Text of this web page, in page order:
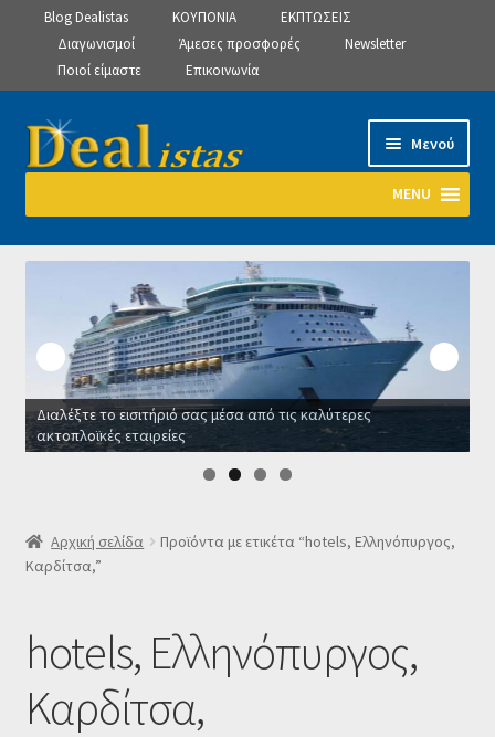
Blog Dealistas ΚΟΥΠΟΝΙΑ
ΕΚΠΤΩΣΕΙΣ
Διαγωνισμοί
Άμεσες προσφορές
Newsletter
Ποιοί είμαστε
Επικοινωνία
Απευθείας
μετάβαση
πλοήγηση
Μετάβαση
σε
Μενού
MENU
Αρχική
Manage Subscriptions
Manage Subscriptions
Manage Subscriptions
SLIDER
Δελτίο νέων
Επιβεβαίωση εγγραφής στο Newsletter του Dealistas.gr
Διαλέξτε το εισιτήριό σας μέσα από τις καλύτερες
ακτοπλοϊκές εταιρείες
Αρχική σελίδα
Προϊόντα με ετικέτα “hotels, Ελληνόπυργος,
Καρδίτσα,”
hotels, Ελληνόπυργος,
Καρδίτσα,